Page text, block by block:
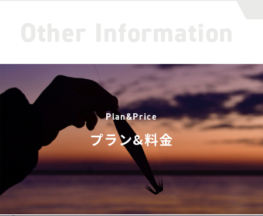
Plan&Price
プラン&料金